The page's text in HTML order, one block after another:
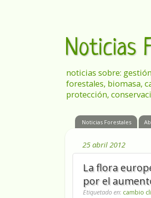
Noticias
noticias sobre:
forestales, biomasa,
protección,
Noticias Forestales
25 abril 2012
La flora
por el
Etiquetado en: cambio